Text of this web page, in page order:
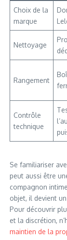
Choix de la
marque
Nettoyage
Rangement
Contrôle
technique
Se familiariser
peut aussi être
compagnon
objet, il devient
Pour découvrir
et la discrétion,
maintien de la